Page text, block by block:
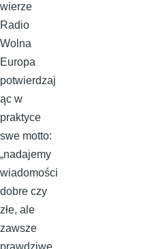
wierze
Radio
Wolna
Europa
potwierdzaj
ąc w
praktyce
swe motto:
„nadajemy
wiadomości
dobre czy
złe, ale
zawsze